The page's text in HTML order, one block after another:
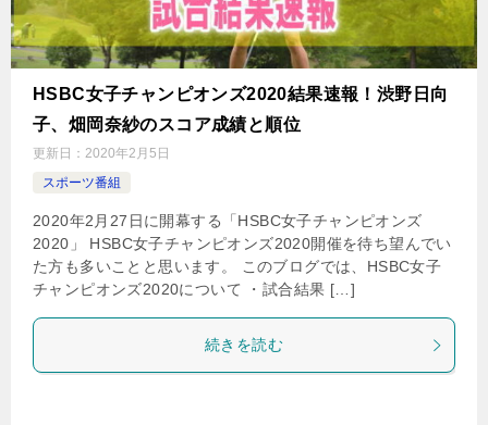
HSBC女子チャンピオンズ2020結果速報！渋野日向
子、畑岡奈紗のスコア成績と順位
更新日： 2020年2月5日
スポーツ番組
2020年2月27日に開幕する「HSBC女子チャンピオンズ
2020」 HSBC女子チャンピオンズ2020開催を待ち望んでい
た方も多いことと思います。 このブログでは、HSBC女子
チャンピオンズ2020について ・試合結果 […]
続きを読む